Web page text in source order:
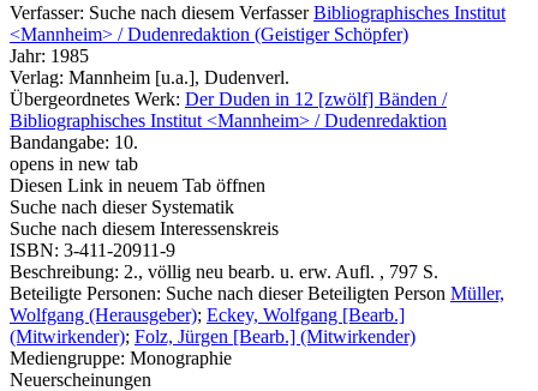
Verfasser: Suche nach diesem Verfasser Bibliographisches Institut
<Mannheim> / Dudenredaktion (Geistiger Schöpfer)
Jahr: 1985
Verlag: Mannheim [u.a.], Dudenverl.
Übergeordnetes Werk: Der Duden in 12 [zwölf] Bänden /
Bibliographisches Institut <Mannheim> / Dudenredaktion
Bandangabe: 10.
opens in new tab
Diesen Link in neuem Tab öffnen
Suche nach dieser Systematik
Suche nach diesem Interessenskreis
ISBN: 3-411-20911-9
Beschreibung: 2., völlig neu bearb. u. erw. Aufl. , 797 S.
Beteiligte Personen: Suche nach dieser Beteiligten Person Müller,
Wolfgang (Herausgeber); Eckey, Wolfgang [Bearb.]
(Mitwirkender); Folz, Jürgen [Bearb.] (Mitwirkender)
Mediengruppe: Monographie
Neuerscheinungen